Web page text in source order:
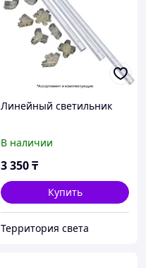
Линейный светильник
В наличии
3 350₸
Купить
Территория света